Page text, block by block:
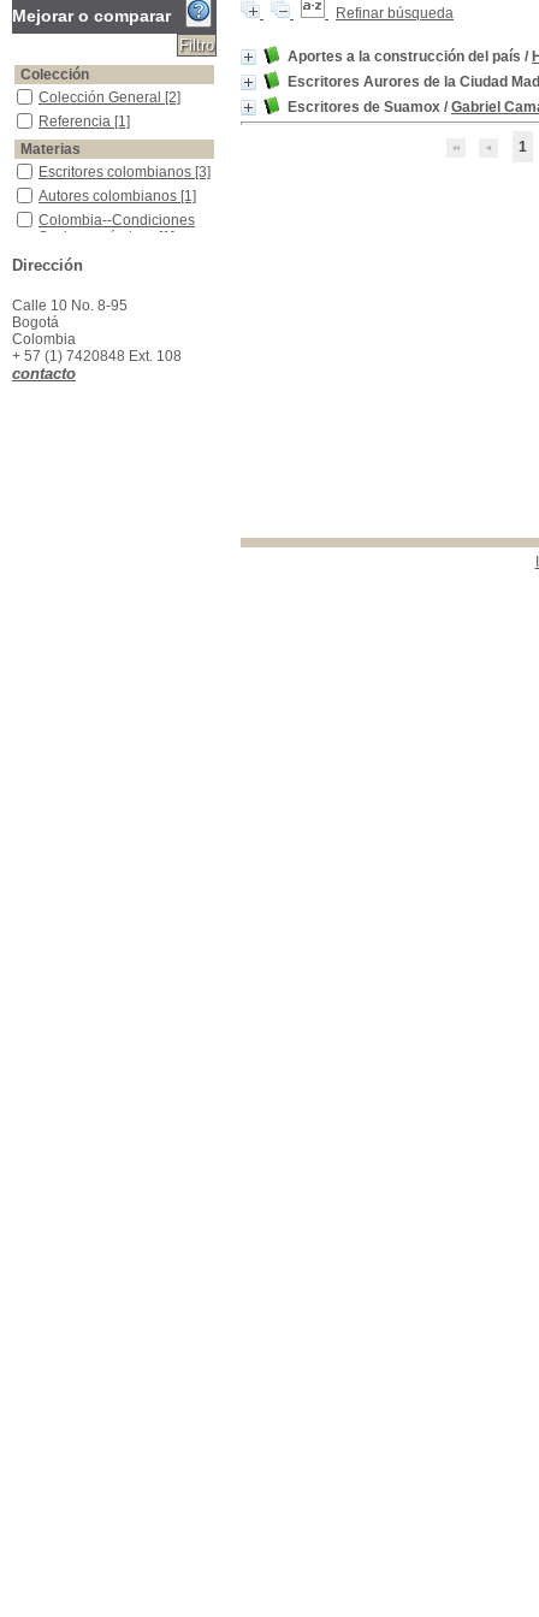
Refinar búsqueda
Aportes a la construcción del país /
Escritores Aurores de la Ciudad
Escritores de Suamox / Gabriel
1
Mejorar o comparar
Colección
Colección General
Colección General [2]
Referencia
Referencia [1]
Materias
Escritores colombianos
Escritores colombianos [3]
Autores colombianos
Autores colombianos [1]
Colombia--Condiciones Socioeconómicas
Colombia--Condiciones
Socioeconómicas [1]
Colombia--Historia--Siglo XIX
Colombia--Historia--Siglo
XIX[1]
Ensayos colombianos
Ensayos colombianos
Escritores -Santafé de Antioquia
Escritores -Santafé de
Antioquia
Santafe De Antioquia -Escritores
Santafe De Antioquia -
Escritores
Dirección
Calle 10 No. 8-95
Bogotá
Colombia
+ 57 (1) 7420848 Ext. 108
contacto